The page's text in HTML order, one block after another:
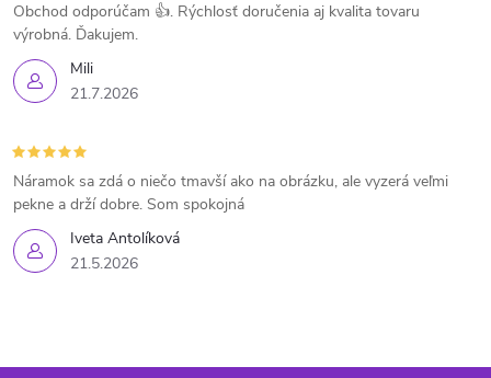
Mili
21.7.2026
Obchod odporúčam 👍. Rýchlosť doručenia aj kvalita tovaru
výrobná. Ďakujem.
Iveta Antolíková
21.5.2026
Náramok sa zdá o niečo tmavší ako na obrázku, ale vyzerá veľmi
pekne a drží dobre. Som spokojná